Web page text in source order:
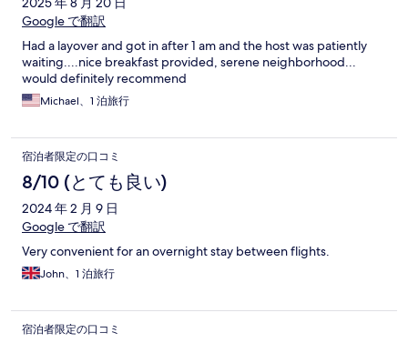
Google で翻訳
Had a layover and got in after 1 am and the host was patiently
waiting....nice breakfast provided, serene neighborhood...
would definitely recommend
Michael、1 泊旅行
宿泊者限定の口コミ
8/10 (とても良い)
2024 年 2 月 9 日
Google で翻訳
Very convenient for an overnight stay between flights.
John、1 泊旅行
宿泊者限定の口コミ